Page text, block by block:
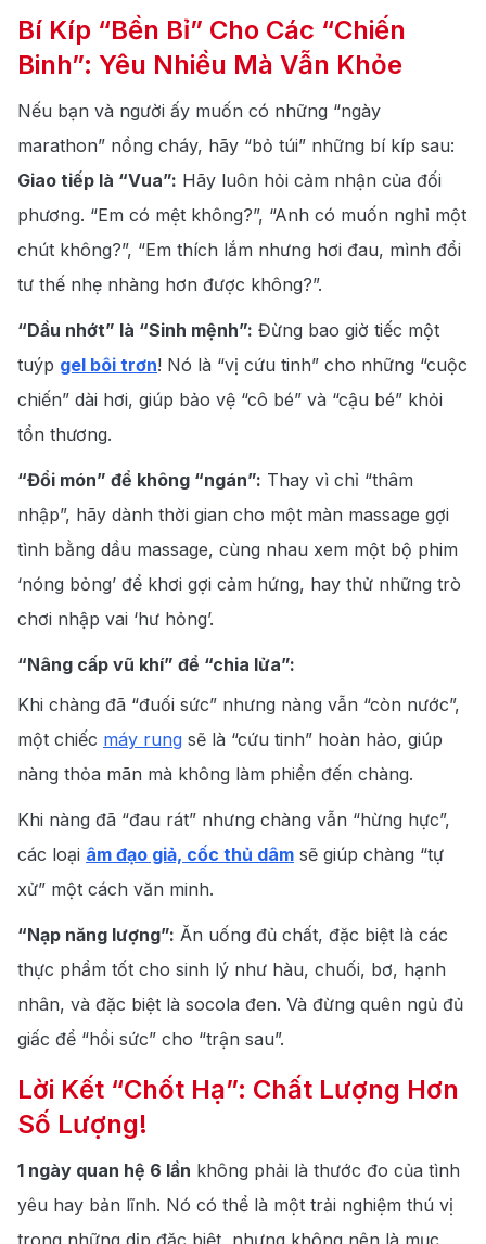
Bí Kíp “Bền Bỉ” Cho Các “Chiến
Binh”: Yêu Nhiều Mà Vẫn Khỏe
Nếu bạn và người ấy muốn có những “ngày
marathon” nồng cháy, hãy “bỏ túi” những bí kíp sau:
Giao tiếp là “Vua”: Hãy luôn hỏi cảm nhận của đối
phương. “Em có mệt không?”, “Anh có muốn nghỉ một
chút không?”, “Em thích lắm nhưng hơi đau, mình đổi
tư thế nhẹ nhàng hơn được không?”.
“Dầu nhớt” là “Sinh mệnh”: Đừng bao giờ tiếc một
tuýp gel bôi trơn! Nó là “vị cứu tinh” cho những “cuộc
chiến” dài hơi, giúp bảo vệ “cô bé” và “cậu bé” khỏi
tổn thương.
“Đổi món” để không “ngán”: Thay vì chỉ “thâm
nhập”, hãy dành thời gian cho một màn massage gợi
tình bằng dầu massage, cùng nhau xem một bộ phim
‘nóng bỏng’ để khơi gợi cảm hứng, hay thử những trò
chơi nhập vai ‘hư hỏng’.
“Nâng cấp vũ khí” để “chia lửa”:
Khi chàng đã “đuối sức” nhưng nàng vẫn “còn nước”,
một chiếc máy rung sẽ là “cứu tinh” hoàn hảo, giúp
nàng thỏa mãn mà không làm phiền đến chàng.
Khi nàng đã “đau rát” nhưng chàng vẫn “hừng hực”,
các loại âm đạo giả, cốc thủ dâm sẽ giúp chàng “tự
xử” một cách văn minh.
“Nạp năng lượng”: Ăn uống đủ chất, đặc biệt là các
thực phẩm tốt cho sinh lý như hàu, chuối, bơ, hạnh
nhân, và đặc biệt là socola đen. Và đừng quên ngủ đủ
giấc để “hồi sức” cho “trận sau”.
Lời Kết “Chốt Hạ”: Chất Lượng Hơn
Số Lượng!
1 ngày quan hệ 6 lần không phải là thước đo của tình
yêu hay bản lĩnh. Nó có thể là một trải nghiệm thú vị